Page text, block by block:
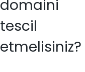
domaini
tescil
etmelisiniz?